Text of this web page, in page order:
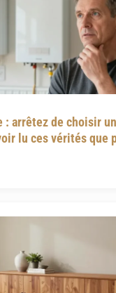
: arrêtez de choisir
lu ces vérités que